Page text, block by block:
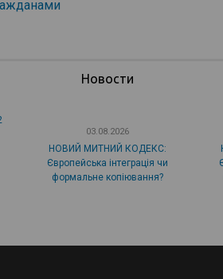
Новости
03.08.2026
НОВИЙ МИТНИЙ КОДЕКС:
Європейська інтеграція чи
формальне копіювання?